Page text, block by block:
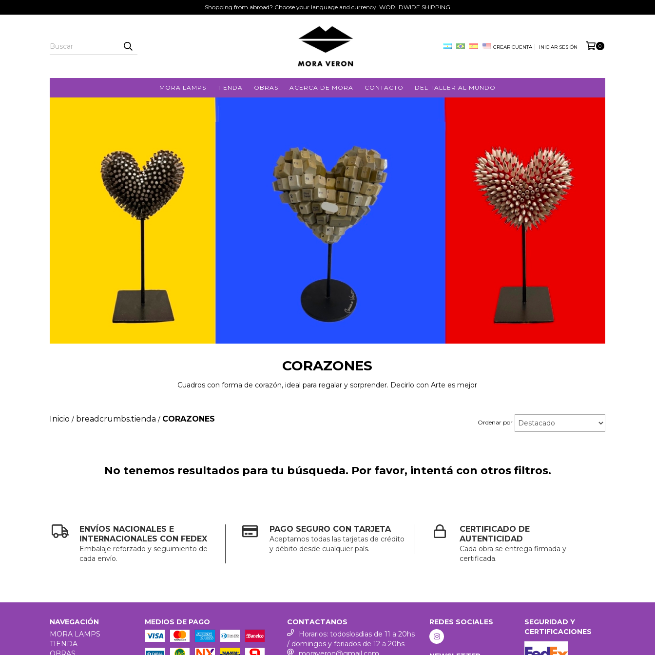
Shopping from abroad? Choose your language and currency. WORLDWIDE SHIPPING
CREAR CUENTA INICIAR SESIÓN 0
MORA LAMPS TIENDA OBRAS ACERCA DE MORA CONTACTO DEL TALLER AL MUNDO
CORAZONES
Cuadros con forma de corazón, ideal para regalar y sorprender. Decirlo con Arte es mejor
Inicio / breadcrumbs.tienda / CORAZONES Ordenar por
No tenemos resultados para tu búsqueda. Por favor, intentá con otros filtros.
ENVÍOS NACIONALES E
INTERNACIONALES CON FEDEX
Embalaje reforzado y seguimiento de
cada envío.
PAGO SEGURO CON TARJETA
Aceptamos todas las tarjetas de crédito
y débito desde cualquier país.
CERTIFICADO DE
AUTENTICIDAD
Cada obra se entrega firmada y
certificada.
NAVEGACIÓN
MORA LAMPS
TIENDA
MEDIOS DE PAGO
CONTACTANOS
Horarios: todoslosdias de 11 a 20hs
/ domingos y feriados de 12 a 20hs
REDES SOCIALES
SEGURIDAD Y
CERTIFICACIONES